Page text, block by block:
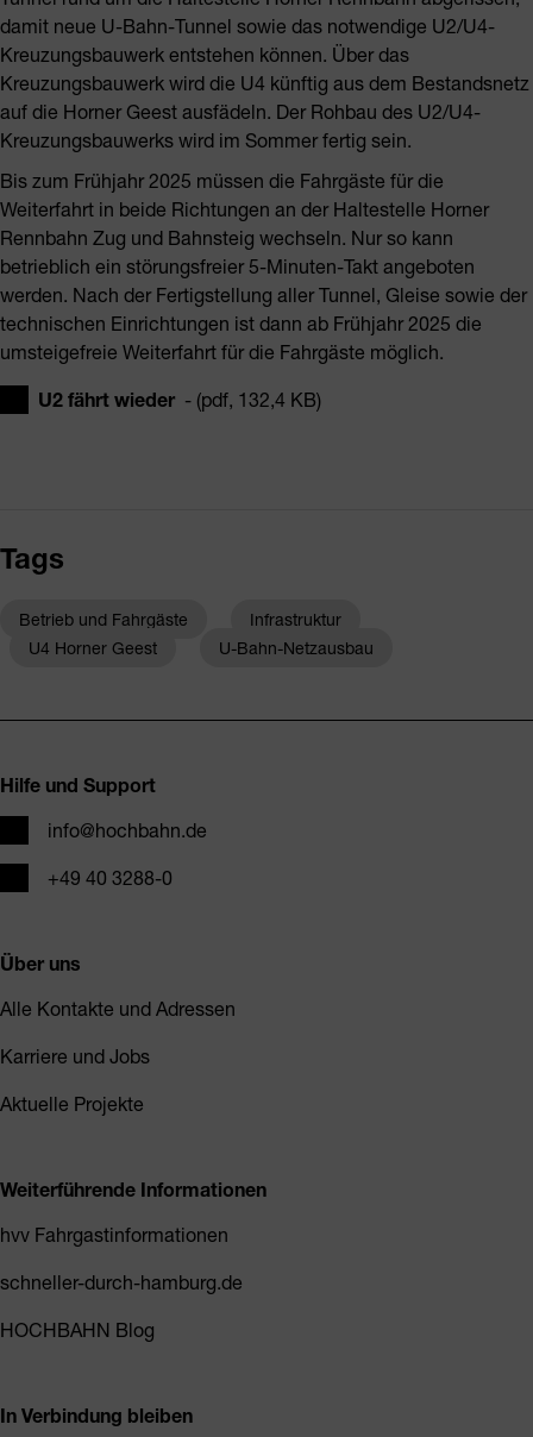
damit neue U-Bahn-Tunnel sowie das notwendige U2/U4-
Kreuzungsbauwerk entstehen können. Über das
Kreuzungsbauwerk wird die U4 künftig aus dem Bestandsnetz
auf die Horner Geest ausfädeln. Der Rohbau des U2/U4-
Kreuzungsbauwerks wird im Sommer fertig sein.
Bis zum Frühjahr 2025 müssen die Fahrgäste für die
Weiterfahrt in beide Richtungen an der Haltestelle Horner
Rennbahn Zug und Bahnsteig wechseln. Nur so kann
betrieblich ein störungsfreier 5-Minuten-Takt angeboten
werden. Nach der Fertigstellung aller Tunnel, Gleise sowie der
technischen Einrichtungen ist dann ab Frühjahr 2025 die
umsteigefreie Weiterfahrt für die Fahrgäste möglich.
U2 fährt wieder - (pdf, 132,4 KB)
Tags
Betrieb und Fahrgäste
Infrastruktur
U4 Horner Geest
U-Bahn-Netzausbau
Hilfe und Support
E-Mailinfo@hochbahn.de
Telefon+49 40 3288-0
Über uns
Alle Kontakte und Adressen
Karriere und Jobs
Aktuelle Projekte
Weiterführende Informationen
hvv Fahrgastinformationen
schneller-durch-hamburg.de
HOCHBAHN Blog
In Verbindung bleiben